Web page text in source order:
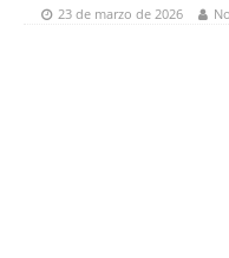
23 de marzo de 2026